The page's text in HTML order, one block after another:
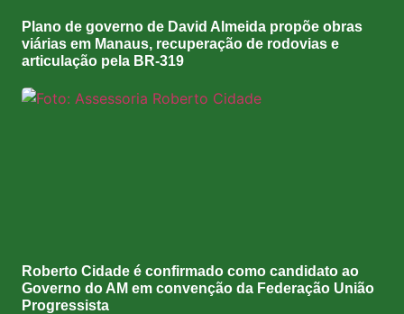
Plano de governo de David Almeida propõe obras
viárias em Manaus, recuperação de rodovias e
articulação pela BR-319
Roberto Cidade é confirmado como candidato ao
Governo do AM em convenção da Federação União
Progressista